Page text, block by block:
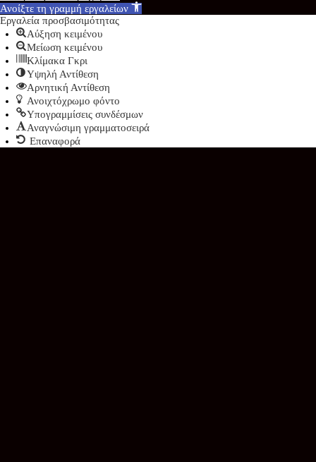
Ανοίξτε τη γραμμή εργαλείων
Εργαλεία προσβασιμότητας
Αύξηση κειμένου
Μείωση κειμένου
Κλίμακα Γκρι
Υψηλή Αντίθεση
Αρνητική Αντίθεση
Ανοιχτόχρωμο φόντο
Υπογραμμίσεις συνδέσμων
Αναγνώσιμη γραμματοσειρά
Επαναφορά